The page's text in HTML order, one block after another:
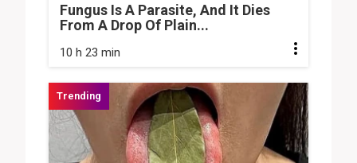
Fungus Is A Parasite, And It Dies
From A Drop Of Plain...
10 h 23 min